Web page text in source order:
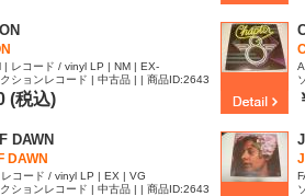
| レコード / vinyl LP | NM | EX-
ションレコード | 中古品 | | 商品ID:2643
(税込)
DAWN
DAWN
コード / vinyl LP | EX | VG
ションレコード | 中古品 | | 商品ID:2643